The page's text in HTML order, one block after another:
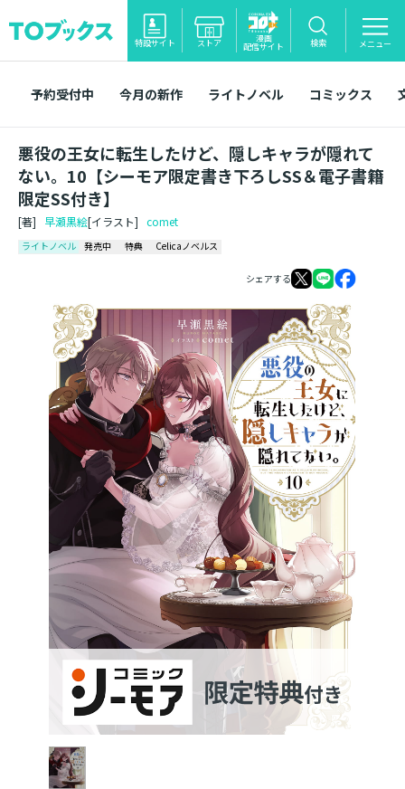
特設サイト ストア 漫画
配信サイト 検索 メニュー
予約受付中 今月の新作 ライトノベル コミックス
悪役の王女に転生したけど、隠しキャラが隠れて
ない。10【シーモア限定書き下ろしSS＆電子書籍
限定SS付き】
[著] 早瀬黒絵[イラスト] comet
ライトノベル 発売中 特典 Celicaノベルス
シェアする